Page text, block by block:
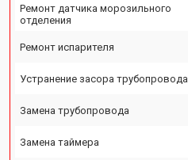
Ремонт датчика морозильного
отделения
Ремонт испарителя
Устранение засора трубопровода
Замена трубопровода
Замена таймера